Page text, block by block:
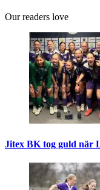
Our readers love
Jitex BK tog guld när